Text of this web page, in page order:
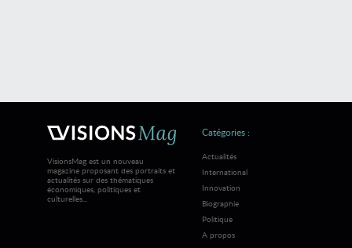
VisionsMag est un nouveau
magazine proposant des portraits et
actualités sur des thématiques
économiques, politiques et
culturelles...
Catégories :
Actualités
International
Innovation
Biographie
Politique
A propos